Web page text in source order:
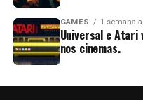
GAMES 1 semana
Universal e Atari
nos cinemas.